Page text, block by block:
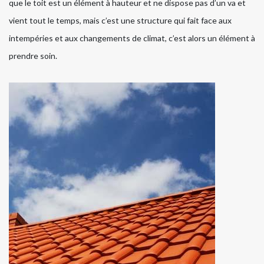
que le toit est un élément à hauteur et ne dispose pas d’un va et
vient tout le temps, mais c’est une structure qui fait face aux
intempéries et aux changements de climat, c’est alors un élément à
prendre soin.